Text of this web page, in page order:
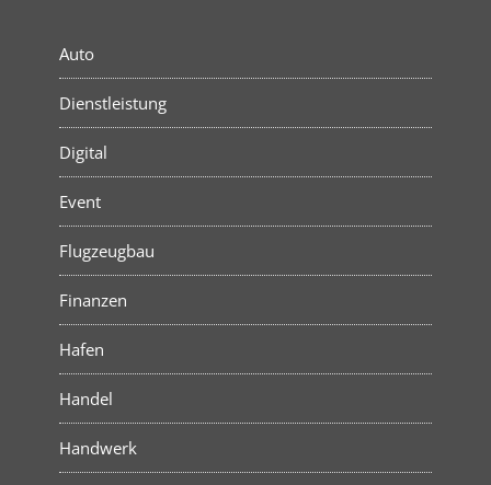
Auto
Dienstleistung
Digital
Event
Flugzeugbau
Finanzen
Hafen
Handel
Handwerk